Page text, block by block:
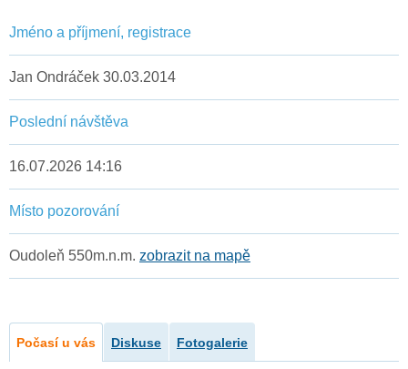
Jméno a příjmení, registrace
Jan Ondráček 30.03.2014
Poslední návštěva
16.07.2026 14:16
Místo pozorování
Oudoleň 550m.n.m. zobrazit na mapě
Počasí u vás Diskuse Fotogalerie